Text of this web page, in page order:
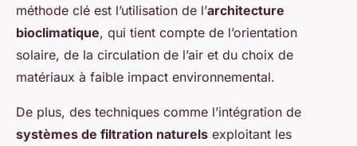
méthode clé est l’utilisation de l’architecture
bioclimatique, qui tient compte de l’orientation
solaire, de la circulation de l’air et du choix de
matériaux à faible impact environnemental.
De plus, des techniques comme l’intégration de
systèmes de filtration naturels exploitant les